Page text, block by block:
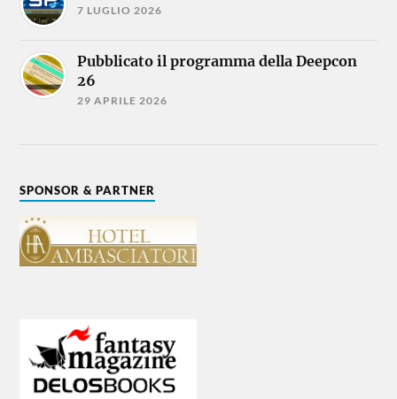
7 LUGLIO 2026
Pubblicato il programma della Deepcon
26
29 APRILE 2026
SPONSOR & PARTNER